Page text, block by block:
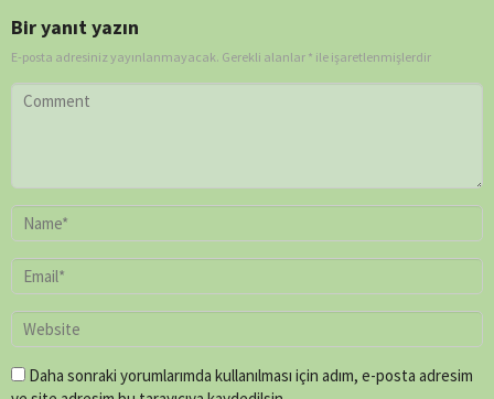
Bir yanıt yazın
E-posta adresiniz yayınlanmayacak. Gerekli alanlar * ile işaretlenmişlerdir
Daha sonraki yorumlarımda kullanılması için adım, e-posta adresim